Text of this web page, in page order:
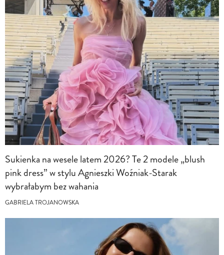
Sukienka na wesele latem 2026? Te 2 modele „blush
pink dress” w stylu Agnieszki Woźniak-Starak
wybrałabym bez wahania
GABRIELA TROJANOWSKA